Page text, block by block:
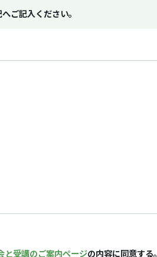
ご記入ください。
と受講のご案内ページの内容に同意する。